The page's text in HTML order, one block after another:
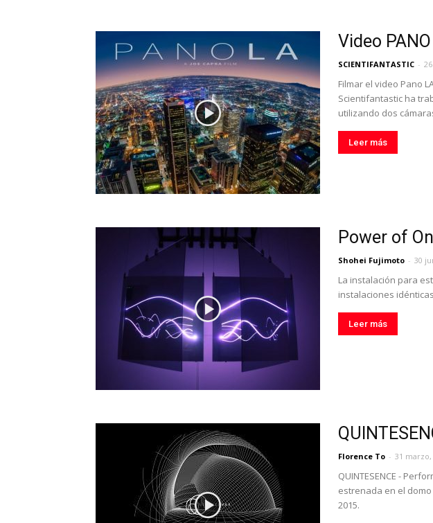
Video
SCIENTIFANTASTIC -
Filmar el video Pano
Scientifantastic ha
utilizando dos
Leer más
Power of
Shohei Fujimoto - 30
La instalación para
instalaciones
Leer más
Florence To - 31 marzo,
QUINTESENCE -
estrenada en el
2015.